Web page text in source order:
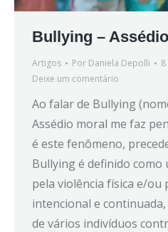
Bullying –
Artigos Por Daniela Depolli
Deixe um comentário
Ao falar de Bullying
Assédio moral me faz
é este fenômeno,
Bullying é definido como
pela violência física e/ou
intencional e
de vários indivíduos